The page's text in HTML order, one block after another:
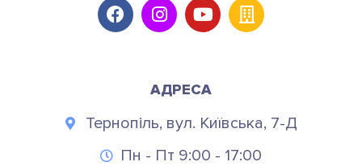
АДРЕСА
Тернопіль, вул. Київська, 7-Д
Пн - Пт 9:00 - 17:00